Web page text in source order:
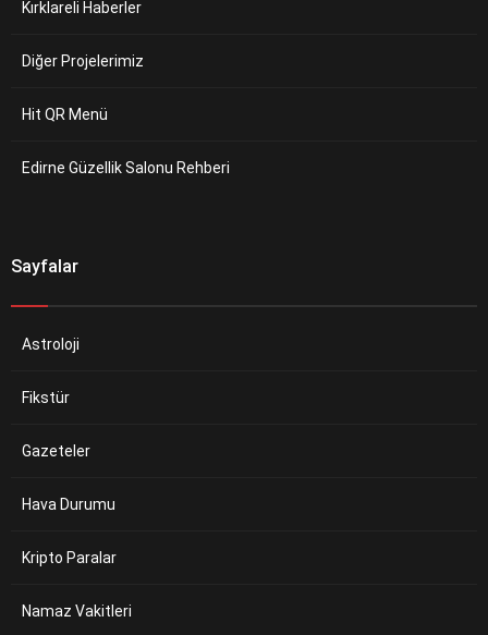
Kırklareli Haberler
Diğer Projelerimiz
Hit QR Menü
Edirne Güzellik Salonu Rehberi
Sayfalar
Astroloji
Fikstür
Gazeteler
Hava Durumu
Kripto Paralar
Namaz Vakitleri